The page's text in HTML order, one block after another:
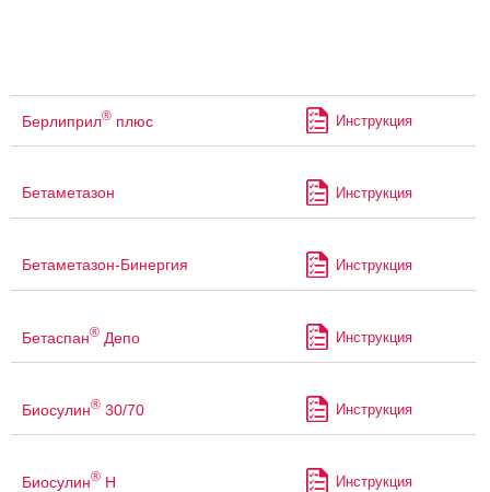
Берлиприл® плюс Инструкция
Бетаметазон Инструкция
Бетаметазон-Бинергия Инструкция
Бетаспан® Депо Инструкция
Биосулин® 30/70 Инструкция
Биосулин® Н Инструкция